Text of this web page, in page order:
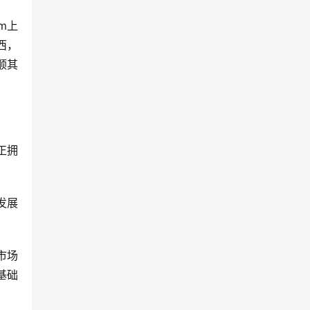
上
其
拥
展
场
础